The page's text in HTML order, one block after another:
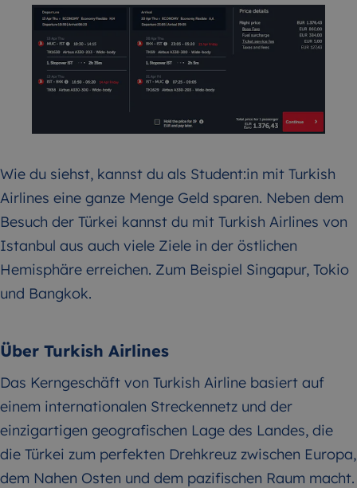
Wie du siehst, kannst du als Student:in mit Turkish
Airlines eine ganze Menge Geld sparen. Neben dem
Besuch der Türkei kannst du mit Turkish Airlines von
Istanbul aus auch viele Ziele in der östlichen
Hemisphäre erreichen. Zum Beispiel Singapur, Tokio
und Bangkok.
Über Turkish Airlines
Das Kerngeschäft von Turkish Airline basiert auf
einem internationalen Streckennetz und der
einzigartigen geografischen Lage des Landes, die
die Türkei zum perfekten Drehkreuz zwischen Europa,
dem Nahen Osten und dem pazifischen Raum macht.